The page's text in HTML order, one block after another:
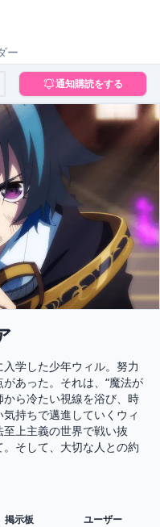
ー
通知購読をする
学した少年ウィル。努力
あった。それは、“魔法が
ら冷たい視線を浴び、時
持ちで邁進していくウィ
上主義の世界で戦い抜
そして、大切な人との約
掲示板 ユーザー